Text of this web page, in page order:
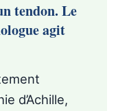
tendon. Le
agit
d’Achille,